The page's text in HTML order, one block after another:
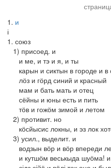
1 и
і
1. союз
1) присоед. и
и ме, и тэ и я, и ты
карын и сиктын в городе и в
лӧз и гӧрд синий и красный
мам и бать мать и отец
сёйны и юны есть и пить
тӧв и гожӧм зимой и летом
2) противит. но
кӧсйысис локны, и эз лок
3) усил., выделит. и
водзын вӧр и вӧр впереди
и кутшӧм веськыда шуӧма! и